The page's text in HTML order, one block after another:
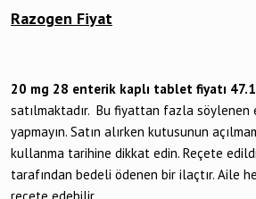
Razogen Fiyat
20 mg 28 enterik kaplı tablet fiyatı
satılmaktadır. Bu fiyattan fazla söylenen
yapmayın. Satın alırken kutusunun
kullanma tarihine dikkat edin. Reçete
tarafından bedeli ödenen bir ilaçtır. Aile
reçete edebilir.